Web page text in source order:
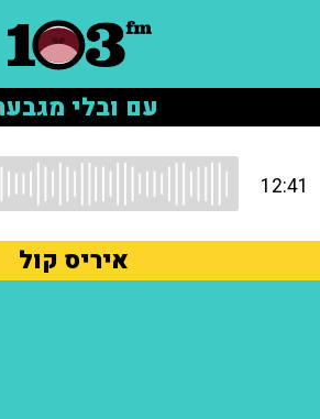
עם ובלי
12:41
איריס קול